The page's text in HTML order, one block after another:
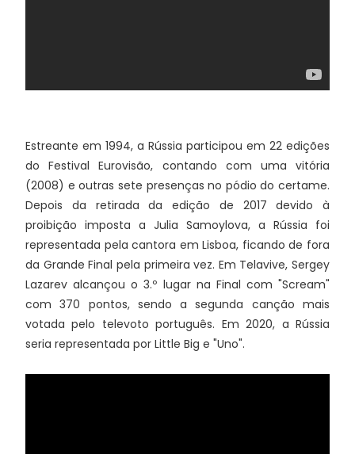
Estreante em 1994, a Rússia participou em 22 edições
do Festival Eurovisão, contando com uma vitória
(2008) e outras sete presenças no pódio do certame.
Depois da retirada da edição de 2017 devido à
proibição imposta a Julia Samoylova, a Rússia foi
representada pela cantora em Lisboa, ficando de fora
da Grande Final pela primeira vez. Em Telavive, Sergey
Lazarev alcançou o 3.º lugar na Final com "Scream"
com 370 pontos, sendo a segunda canção mais
votada pelo televoto português. Em 2020, a Rússia
seria representada por Little Big e "Uno".